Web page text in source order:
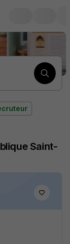
Saint-